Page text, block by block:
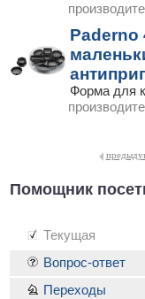
Paderno
Форма для
Помощник
Текущая
Вопрос-ответ
Переходы